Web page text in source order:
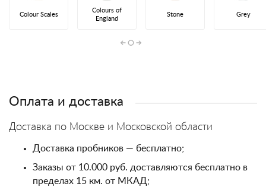
Colour Scales
Colours of
England
Stone Grey
Оплата и доставка
Доставка по Москве и Московской области
Доставка пробников — бесплатно;
Заказы от 10.000 руб. доставляются бесплатно в
пределах 15 км. от МКАД;